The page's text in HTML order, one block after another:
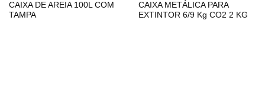
CAIXA DE AREIA 100L COM
TAMPA
CAIXA METÁLICA PARA
EXTINTOR 6/9 Kg CO2 2 KG